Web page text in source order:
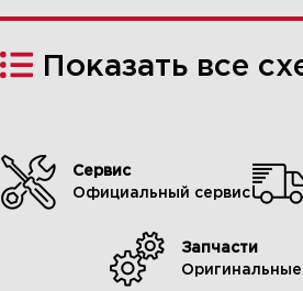
2 Генератор,
стартер, зажигание
Показать все
Сервис
Официальный сервис
Запчасти
Оригинальные